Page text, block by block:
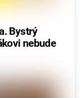
Bystrý
nebude